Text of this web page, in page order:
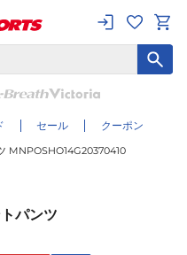
セール クーポン
MNPOSHO14G20370410
パンツ